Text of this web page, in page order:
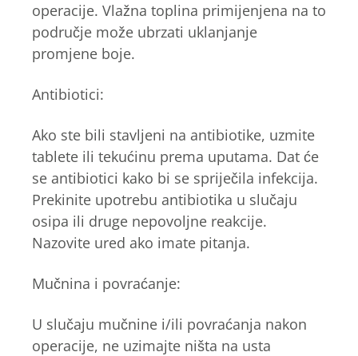
operacije. Vlažna toplina primijenjena na to
područje može ubrzati uklanjanje
promjene boje.
Antibiotici:
Ako ste bili stavljeni na antibiotike, uzmite
tablete ili tekućinu prema uputama. Dat će
se antibiotici kako bi se spriječila infekcija.
Prekinite upotrebu antibiotika u slučaju
osipa ili druge nepovoljne reakcije.
Nazovite ured ako imate pitanja.
Mučnina i povraćanje:
U slučaju mučnine i/ili povraćanja nakon
operacije, ne uzimajte ništa na usta